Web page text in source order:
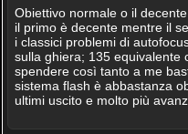
Obiettivo normale o il
il primo è decente mentre il
i classici problemi di
sulla ghiera; 135 equivalente
spendere così tanto a me
sistema flash è abbastanza
ultimi uscito e molto più